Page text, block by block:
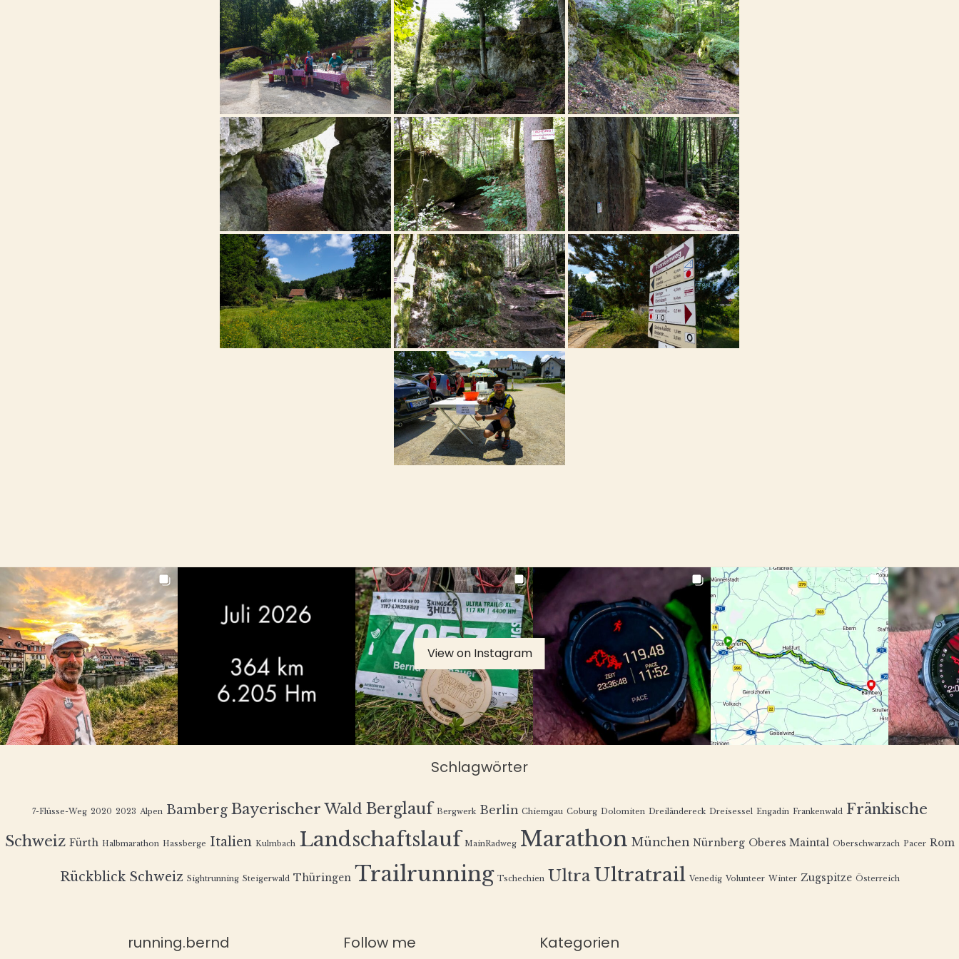
View on Instagram
Schlagwörter
7-Flüsse-Weg 2020 2023 Alpen Bamberg Bayerischer Wald Berglauf Bergwerk Berlin Chiemgau Coburg Dolomiten Dreiländereck Dreisessel Engadin Frankenwald Fränkische
Schweiz Fürth Halbmarathon Hassberge Italien Kulmbach Landschaftslauf MainRadweg Marathon München Nürnberg Oberes Maintal Oberschwarzach Pacer Rom
Rückblick Schweiz Sightrunning Steigerwald Thüringen Trailrunning Tschechien Ultra Ultratrail Venedig Volunteer Winter Zugspitze Österreich
running.bernd Follow me Kategorien